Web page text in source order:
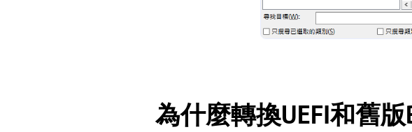
為什麼轉換UEFI和舊版